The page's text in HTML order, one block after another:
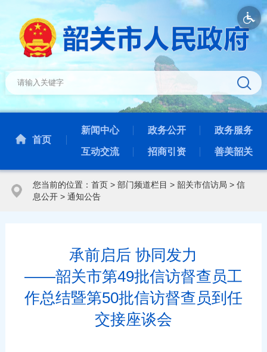
首页
新闻中心 政务公开 政务服务
互动交流 招商引资 善美韶关
您当前的位置： 首页> 部门频道栏目 > 韶关市信访局 > 信
息公开> 通知公告
承前启后 协同发力
——韶关市第49批信访督查员工
作总结暨第50批信访督查员到任
交接座谈会